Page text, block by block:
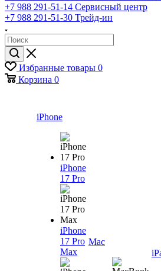
+7 988 291-51-14 Сервисный центр
+7 988 291-51-30 Трейд-ин
Избранные товары 0
Корзина 0
iPhone
iPhone
17 Pro
iPhone
17 Pro
Max
Mac